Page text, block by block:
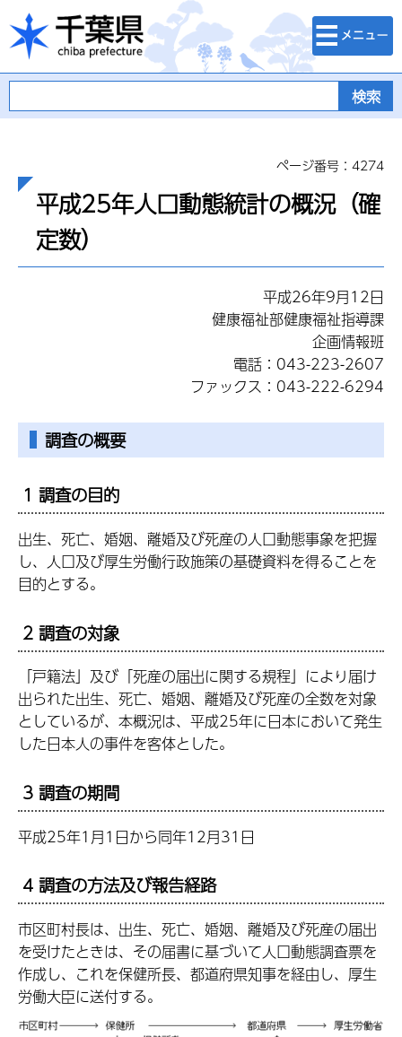
千葉県
検索・メニュ
ー
ページ番号：4274
平成25年人口動態統計の概況（確
定数）
平成26年9月12日
健康福祉部健康福祉指導課
企画情報班
電話：043-223-2607
ファックス：043-222-6294
調査の概要
1 調査の目的
出生、死亡、婚姻、離婚及び死産の人口動態事象を把握
し、人口及び厚生労働行政施策の基礎資料を得ることを
目的とする。
2 調査の対象
「戸籍法」及び「死産の届出に関する規程」により届け
出られた出生、死亡、婚姻、離婚及び死産の全数を対象
としているが、本概況は、平成25年に日本において発生
した日本人の事件を客体とした。
3 調査の期間
平成25年1月1日から同年12月31日
4 調査の方法及び報告経路
市区町村長は、出生、死亡、婚姻、離婚及び死産の届出
を受けたときは、その届書に基づいて人口動態調査票を
作成し、これを保健所長、都道府県知事を経由し、厚生
労働大臣に送付する。